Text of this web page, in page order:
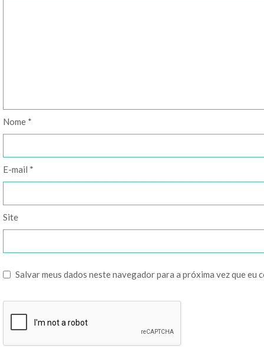
Nome *
E-mail *
Site
Salvar meus dados neste navegador para a próxima vez que eu